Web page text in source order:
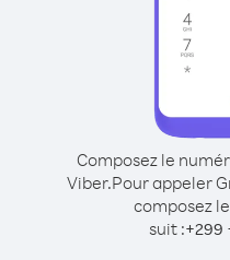
Composez le
Viber.Pour appeler
composez
suit :+299